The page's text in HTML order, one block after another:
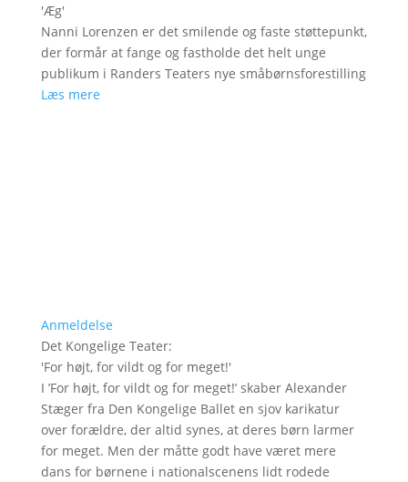
'Æg'
Nanni Lorenzen er det smilende og faste støttepunkt,
der formår at fange og fastholde det helt unge
publikum i Randers Teaters nye småbørnsforestilling
Læs mere
Anmeldelse
Det Kongelige Teater:
'For højt, for vildt og for meget!'
I ’For højt, for vildt og for meget!’ skaber Alexander
Stæger fra Den Kongelige Ballet en sjov karikatur
over forældre, der altid synes, at deres børn larmer
for meget. Men der måtte godt have været mere
dans for børnene i nationalscenens lidt rodede